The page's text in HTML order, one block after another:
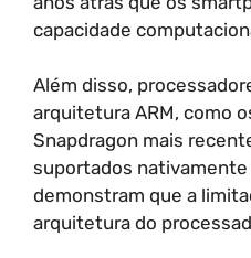
capacidade
Além disso,
arquitetura ARM, como
Snapdragon mais
suportados nativamente
demonstram que a
arquitetura do